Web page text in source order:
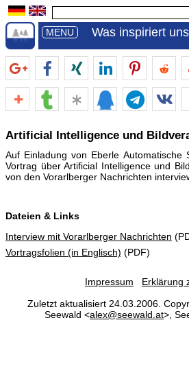
MENU Was inspiriert
Artificial Intelligence und
Auf Einladung von Eberle Automatische
Vortrag über Artificial Intelligence und
von den Vorarlberger Nachrichten
Dateien & Links
Interview mit Vorarlberger Nachrichten
Vortragsfolien (in Englisch) (PDF)
Impressum
Erklärung
Zuletzt aktualisiert 24.03.2006.
Seewald <alex@seewald.at>,